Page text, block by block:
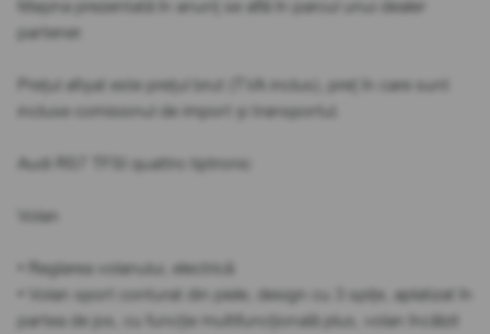
Mașina prezentată în anunț se află în parcul unui dealer
partener.
Prețul afișat este prețul brut (TVA inclus), preț în care sunt
incluse comisionul de import și transportul.
Audi RS7 TFSI quattro tiptronic
Volan
• Reglarea volanului, electrică
• Volan sport conturat din piele, design cu 3 spițe, aplatizat în
partea de jos, cu funcție multifuncțională plus, volan încălzit